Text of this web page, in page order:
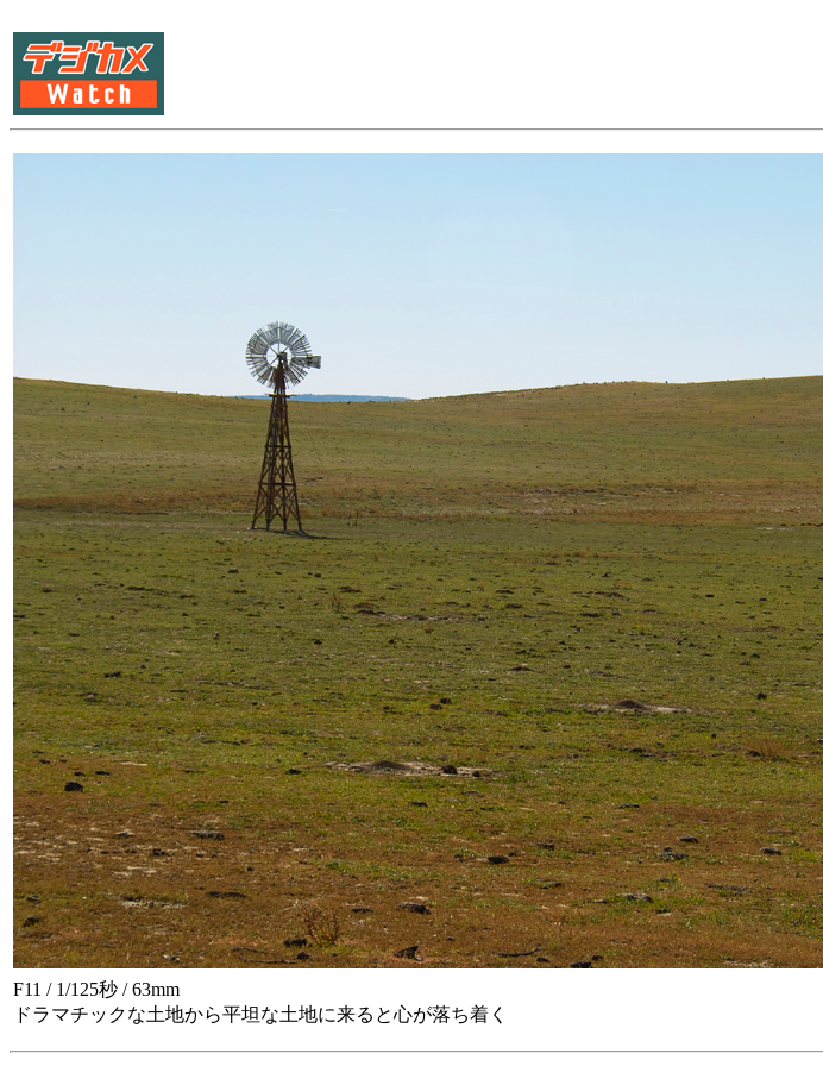
F11 / 1/125秒 / 63mm
ドラマチックな土地から平坦な土地に来ると心が落ち着く